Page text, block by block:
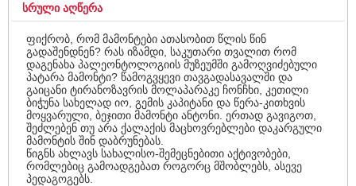
ᲡᲠᲣᲚᲘ ᲐᲦᲬᲔᲠᲐ
ფიქრობ, რომ მამონტები ათასობით წლის წინ
გადაშენდნენ? რას იზამდი, საკუთარი თვალით რომ
დაგენახა პალეონტოლოგიის მუზეუმში გამოღვიძებული
პატარა მამონტი? წამოგვყევი თავგადასავალში და
გაიცანი ტირანოზავრის მოლაპარაკე ჩონჩხი, კეთილი
ბიჭუნა სახელად იო, გემის კაპიტანი და წერა-კითხვის
მოყვარული, ბეჯითი მამონტი ანტონი. ერთად გავიგოთ,
შეძლებენ თუ არა ქალაქის მაცხოვრებლები დაკარგული
მამონტის შინ დაბრუნებას.
წიგნს ახლავს სახალისო-შემეცნებითი აქტივობები,
რომლებიც გამოადგებათ როგორც მშობლებს, ასევე
პედაგოგებს.